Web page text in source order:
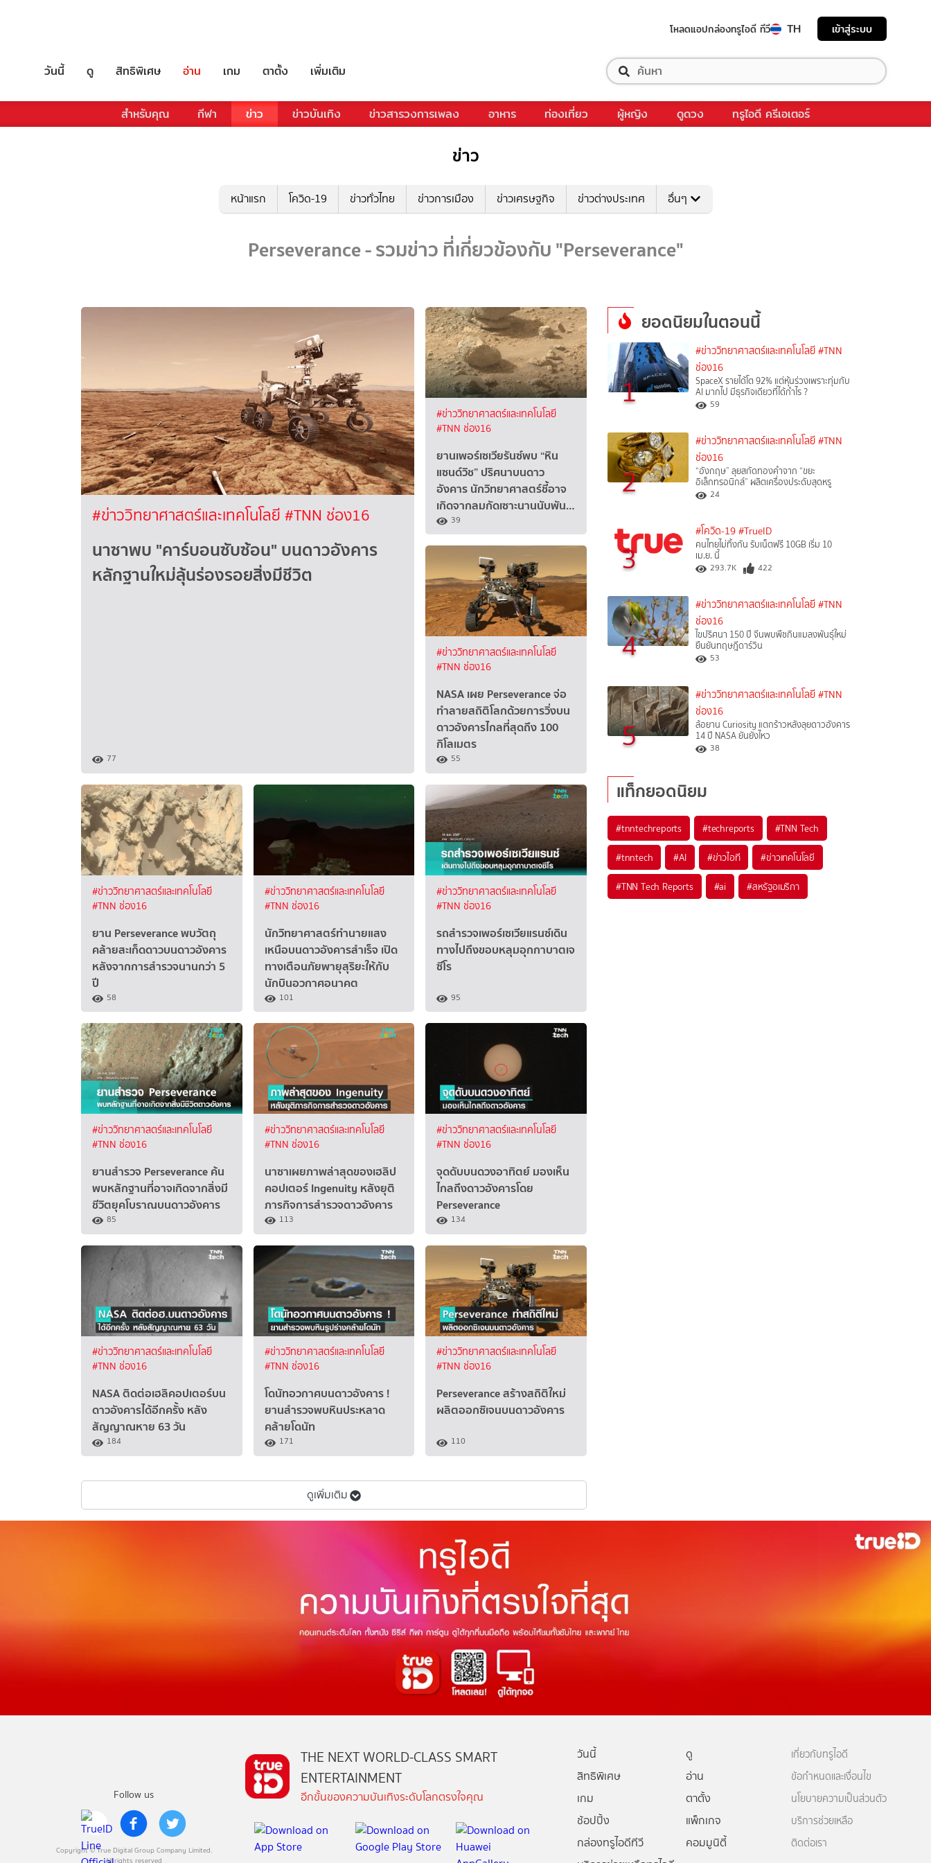
โหลดแอปกล่องทรูไอดี ทีวี TH เข้าสู่ระบบ
วันนี้ ดู สิทธิพิเศษ อ่าน เกม ตาตั้ง เพิ่มเติม
สำหรับคุณ กีฬา ข่าว ข่าวบันเทิง ข่าวสารวงการเพลง อาหาร ท่องเที่ยว ผู้หญิง ดูดวง ทรูไอดี ครีเอเตอร์
ข่าว
หน้าแรก โควิด-19 ข่าวทั่วไทย ข่าวการเมือง ข่าวเศรษฐกิจ ข่าวต่างประเทศ อื่นๆ
Perseverance - รวมข่าว ที่เกี่ยวข้องกับ "Perseverance"
#ข่าววิทยาศาสตร์และเทคโนโลยี #TNN ช่อง16
นาซาพบ "คาร์บอนซับซ้อน" บนดาวอังคาร
หลักฐานใหม่ลุ้นร่องรอยสิ่งมีชีวิต
77
#ข่าววิทยาศาสตร์และเทคโนโลยี
#TNN ช่อง16
ยานเพอร์เซเวียรันซ์พบ “หิน
แซนด์วิช” ปริศนาบนดาว
อังคาร นักวิทยาศาสตร์ชี้อาจ
เกิดจากลมกัดเซาะนานนับพัน…
39
#ข่าววิทยาศาสตร์และเทคโนโลยี
#TNN ช่อง16
NASA เผย Perseverance จ่อ
ทำลายสถิติโลกด้วยการวิ่งบน
ดาวอังคารไกลที่สุดถึง 100
กิโลเมตร
55
#ข่าววิทยาศาสตร์และเทคโนโลยี
#TNN ช่อง16
ยาน Perseverance พบวัตถุ
คล้ายสะเก็ดดาวบนดาวอังคาร
หลังจากการสำรวจนานกว่า 5
ปี
58
#ข่าววิทยาศาสตร์และเทคโนโลยี
#TNN ช่อง16
นักวิทยาศาสตร์ทำนายแสง
เหนือบนดาวอังคารสำเร็จ เปิด
ทางเตือนภัยพายุสุริยะให้กับ
นักบินอวกาศอนาคต
101
#ข่าววิทยาศาสตร์และเทคโนโลยี
#TNN ช่อง16
รถสํารวจเพอร์เซเวียแรนซ์เดิน
ทางไปถึงขอบหลุมอุกกาบาตเจ
ซีโร
95
#ข่าววิทยาศาสตร์และเทคโนโลยี
#TNN ช่อง16
ยานสำรวจ Perseverance ค้น
พบหลักฐานที่อาจเกิดจากสิ่งมี
ชีวิตยุคโบราณบนดาวอังคาร
85
#ข่าววิทยาศาสตร์และเทคโนโลยี
#TNN ช่อง16
นาซาเผยภาพล่าสุดของเฮลิป
คอปเตอร์ Ingenuity หลังยุติ
ภารกิจการสำรวจดาวอังคาร
113
#ข่าววิทยาศาสตร์และเทคโนโลยี
#TNN ช่อง16
จุดดับบนดวงอาทิตย์ มองเห็น
ไกลถึงดาวอังคารโดย
Perseverance
134
#ข่าววิทยาศาสตร์และเทคโนโลยี
#TNN ช่อง16
NASA ติดต่อเฮลิคอปเตอร์บน
ดาวอังคารได้อีกครั้ง หลัง
สัญญาณหาย 63 วัน
184
#ข่าววิทยาศาสตร์และเทคโนโลยี
#TNN ช่อง16
โดนัทอวกาศบนดาวอังคาร !
ยานสำรวจพบหินประหลาด
คล้ายโดนัท
171
#ข่าววิทยาศาสตร์และเทคโนโลยี
#TNN ช่อง16
Perseverance สร้างสถิติใหม่
ผลิตออกซิเจนบนดาวอังคาร
110
ดูเพิ่มเติม
ยอดนิยมในตอนนี้
1
#ข่าววิทยาศาสตร์และเทคโนโลยี #TNN
ช่อง16
SpaceX รายได้โต 92% แต่หุ้นร่วงเพราะทุ่มกับ
AI มากไป มีธุรกิจเดียวที่ได้กำไร ?
59
2
#ข่าววิทยาศาสตร์และเทคโนโลยี #TNN
ช่อง16
“อังกฤษ” ลุยสกัดทองคำจาก “ขยะ
อิเล็กทรอนิกส์” ผลิตเครื่องประดับสุดหรู
24
3
#โควิด-19 #TrueID
คนไทยไม่ทิ้งกัน รับเน็ตฟรี 10GB เริ่ม 10
เม.ย. นี้
293.7K 422
4
#ข่าววิทยาศาสตร์และเทคโนโลยี #TNN
ช่อง16
ไขปริศนา 150 ปี จีนพบพืชกินแมลงพันธุ์ใหม่
ยืนยันทฤษฎีดาร์วิน
53
5
#ข่าววิทยาศาสตร์และเทคโนโลยี #TNN
ช่อง16
ล้อยาน Curiosity แตกร้าวหลังลุยดาวอังคาร
14 ปี NASA ยันยังไหว
38
แท็กยอดนิยม
#tnntechreports #techreports #TNN Tech
#tnntech #AI #ข่าวไอที #ข่าวเทคโนโลยี
#TNN Tech Reports #ai #สหรัฐอเมริกา
Follow us
Copyright © True Digital Group Company Limited.
All rights reserved
THE NEXT WORLD-CLASS SMART
ENTERTAINMENT
อีกขั้นของความบันเทิงระดับโลกตรงใจคุณ
วันนี้
ดู
สิทธิพิเศษ
อ่าน
เกม
ตาตั้ง
ช้อปปิ้ง
แพ็กเกจ
กล่องทรูไอดีทีวี
คอมมูนิตี้
เกี่ยวกับทรูไอดี
ข้อกำหนดและเงื่อนไข
นโยบายความเป็นส่วนตัว
บริการช่วยเหลือ
ติดต่อเรา